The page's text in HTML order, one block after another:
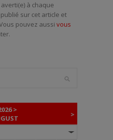
à chaque
sur cet article et
pouvez aussi vous
>
>